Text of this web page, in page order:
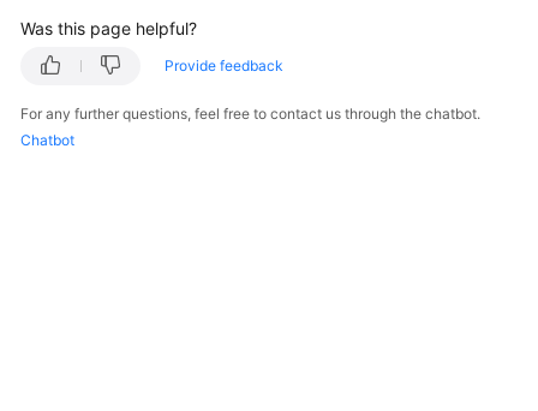
User
Guide
Best
Practices
Was this page helpful?
Provide feedback
For any further questions, feel free to contact us through the chatbot.
Chatbot